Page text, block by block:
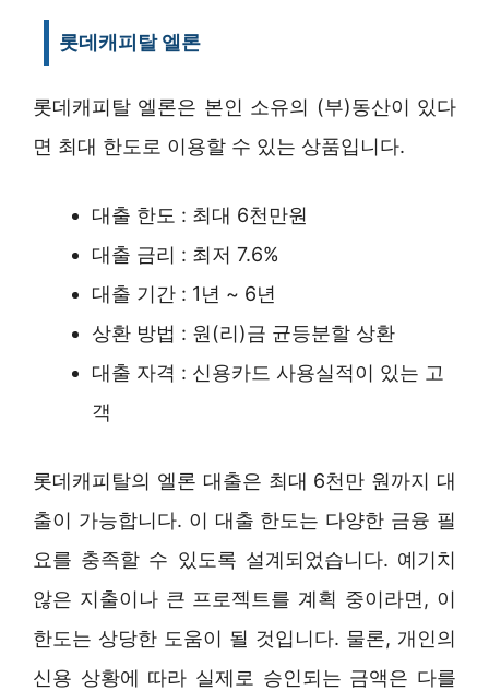
롯데캐피탈 엘론
롯데캐피탈 엘론은 본인 소유의 (부)동산이 있다
면 최대 한도로 이용할 수 있는 상품입니다.
대출 한도 : 최대 6천만원
대출 금리 : 최저 7.6%
대출 기간 : 1년 ~ 6년
상환 방법 : 원(리)금 균등분할 상환
대출 자격 : 신용카드 사용실적이 있는 고
객
롯데캐피탈의 엘론 대출은 최대 6천만 원까지 대
출이 가능합니다. 이 대출 한도는 다양한 금융 필
요를 충족할 수 있도록 설계되었습니다. 예기치
않은 지출이나 큰 프로젝트를 계획 중이라면, 이
한도는 상당한 도움이 될 것입니다. 물론, 개인의
신용 상황에 따라 실제로 승인되는 금액은 다를